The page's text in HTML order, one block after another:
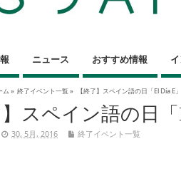
ニュース おすすめ情報
ム » 終了イベント一覧» 【終了】スペイン語の日「El Día E」
】スペイン語の日「
30, 5月, 2016 終了イベント一覧